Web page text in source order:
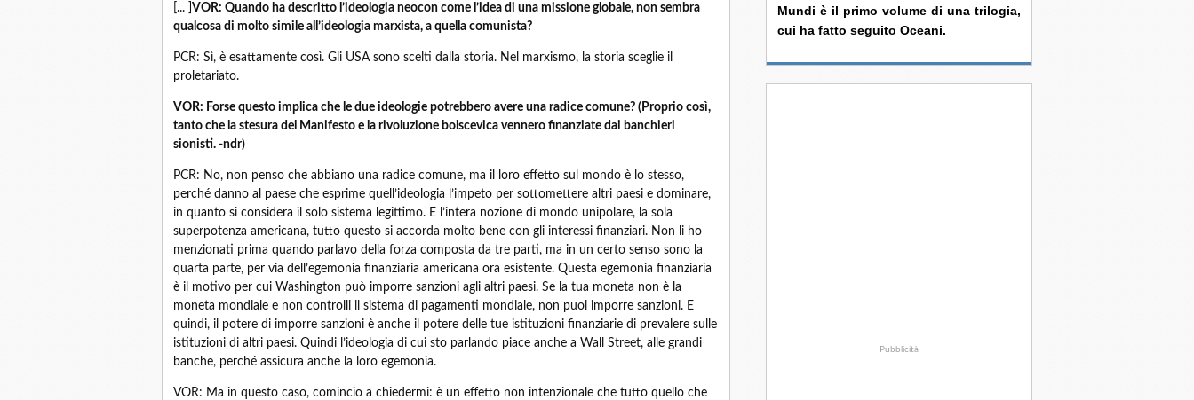
[... ] VOR: Quando ha descritto l’ideologia neocon come l’idea di una missione globale, non sembra
qualcosa di molto simile all’ideologia marxista, a quella comunista?
PCR: Sì, è esattamente così. Gli USA sono scelti dalla storia. Nel marxismo, la storia sceglie il
proletariato.
VOR: Forse questo implica che le due ideologie potrebbero avere una radice comune? (Proprio così,
tanto che la stesura del Manifesto e la rivoluzione bolscevica vennero finanziate dai banchieri
sionisti. -ndr)
PCR: No, non penso che abbiano una radice comune, ma il loro effetto sul mondo è lo stesso,
perché danno al paese che esprime quell’ideologia l’impeto per sottomettere altri paesi e dominare,
in quanto si considera il solo sistema legittimo. E l’intera nozione di mondo unipolare, la sola
superpotenza americana, tutto questo si accorda molto bene con gli interessi finanziari. Non li ho
menzionati prima quando parlavo della forza composta da tre parti, ma in un certo senso sono la
quarta parte, per via dell’egemonia finanziaria americana ora esistente. Questa egemonia finanziaria
è il motivo per cui Washington può imporre sanzioni agli altri paesi. Se la tua moneta non è la
moneta mondiale e non controlli il sistema di pagamenti mondiale, non puoi imporre sanzioni. E
quindi, il potere di imporre sanzioni è anche il potere delle tue istituzioni finanziarie di prevalere sulle
istituzioni di altri paesi. Quindi l’ideologia di cui sto parlando piace anche a Wall Street, alle grandi
banche, perché assicura anche la loro egemonia.
VOR: Ma in questo caso, comincio a chiedermi: è un effetto non intenzionale che tutto quello che
Mundi è il primo volume di una trilogia,
cui ha fatto seguito Oceani.
Pubblicità